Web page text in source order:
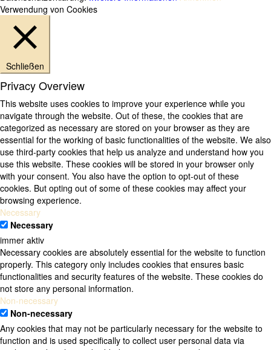
Verwendung von Cookies
Schließen
Privacy Overview
This website uses cookies to improve your experience while you
navigate through the website. Out of these, the cookies that are
categorized as necessary are stored on your browser as they are
essential for the working of basic functionalities of the website. We also
use third-party cookies that help us analyze and understand how you
use this website. These cookies will be stored in your browser only
with your consent. You also have the option to opt-out of these
cookies. But opting out of some of these cookies may affect your
browsing experience.
Necessary
Necessary
immer aktiv
Necessary cookies are absolutely essential for the website to function
properly. This category only includes cookies that ensures basic
functionalities and security features of the website. These cookies do
not store any personal information.
Non-necessary
Non-necessary
Any cookies that may not be particularly necessary for the website to
function and is used specifically to collect user personal data via